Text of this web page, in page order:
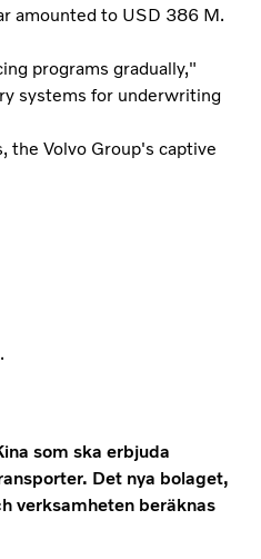
amounted to USD 386 M.
programs gradually,"
systems for underwriting
the Volvo Group's captive
som ska erbjuda
Det nya bolaget,
verksamheten beräknas